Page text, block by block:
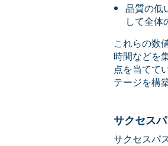
品質の低
して全体
これらの数
時間などを
点を当てて
テージを構
サクセス
サクセスパ